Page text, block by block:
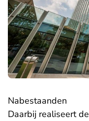
Nabestaanden
Daarbij realiseert de